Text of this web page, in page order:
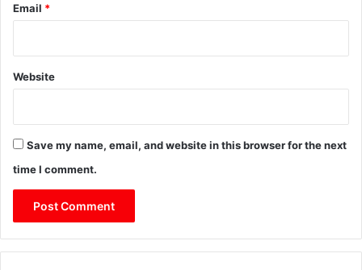
Email *
Website
Save my name, email, and website in this browser for the next
time I comment.